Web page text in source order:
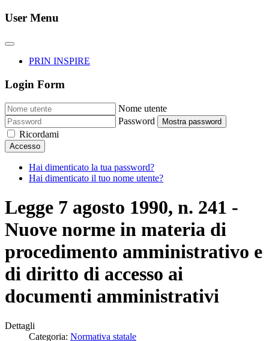
User Menu
PRIN INSPIRE
Login Form
Nome utente
Password
Mostra password
Ricordami
Accesso
Hai dimenticato la tua password?
Hai dimenticato il tuo nome utente?
Legge 7 agosto 1990, n. 241 -
Nuove norme in materia di
procedimento amministrativo e
di diritto di accesso ai
documenti amministrativi
Dettagli
Categoria: Normativa statale